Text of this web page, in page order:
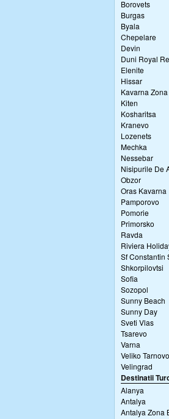
Borovets
Burgas
Byala
Chepelare
Devin
Duni Royal
Elenite
Hissar
Kavarna
Kiten
Kosharitsa
Kranevo
Lozenets
Mechka
Nessebar
Nisipurile De
Obzor
Oras Kavarna
Pamporovo
Pomorie
Primorsko
Ravda
Riviera
Sf Constantin
Shkorpilovtsi
Sofia
Sozopol
Sunny Beach
Sunny Day
Sveti Vlas
Tsarevo
Varna
Veliko Tarnovo
Velingrad
Destinatii
Alanya
Antalya
Antalya Zona